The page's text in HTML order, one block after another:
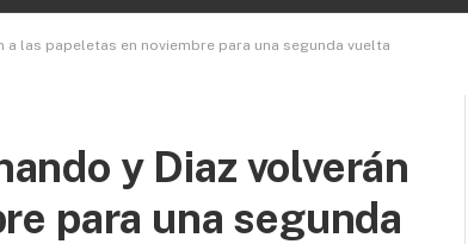
a las papeletas en noviembre para una segunda vuelta
y Diaz volverán
para una segunda